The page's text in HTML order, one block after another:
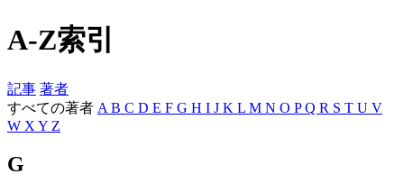
A-Z索引
記事 著者
すべての著者 A B C D E F G H I J K L M N O PQ R S T U V
W X Y Z
G